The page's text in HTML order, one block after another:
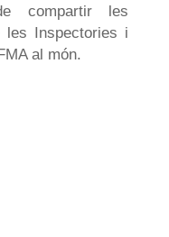
compartir les
les Inspectories i
al món.